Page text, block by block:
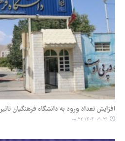
افزایش تعداد ورود به دانشگاه فرهنگیان
۱۴۰۴-۰۹-۲۹ ۰۸:۲۲